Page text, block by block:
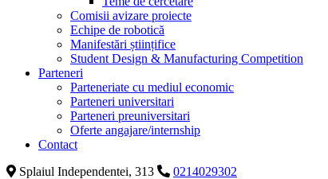
Comisii avizare proiecte
Echipe de robotică
Manifestări științifice
Student Design & Manufacturing Competition
Parteneri
Parteneriate cu mediul economic
Parteneri universitari
Parteneri preuniversitari
Oferte angajare/internship
Contact
Splaiul Independentei, 313
0214029302